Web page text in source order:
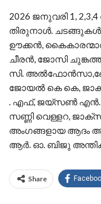
2026 ജനുവരി 1,
തിരുനാൾ.
ഊക്കൻ,
ചീരൻ, ജോസി
സി.
ജോയൽ കെ കെ,
. എഫ്, ജയ്സൺ എൻ.
സണ്ണി വെള്ളറ,
അംഗങ്ങളായ ആദം
ആർ. ഓ. ബിജു
Share